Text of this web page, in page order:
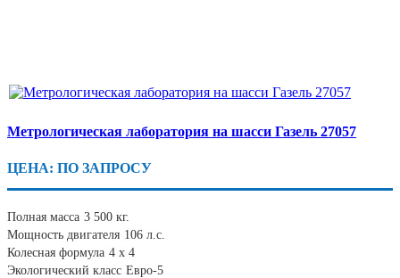
Метрологическая лаборатория на шасси Газель 27057
ЦЕНА: ПО ЗАПРОСУ
Полная масса 3 500 кг.
Мощность двигателя 106 л.с.
Колесная формула 4 х 4
Экологический класс Евро-5